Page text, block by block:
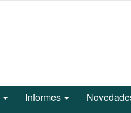
Informes